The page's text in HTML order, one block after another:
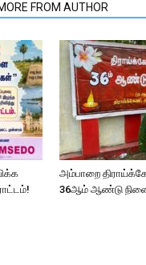
FROM AUTHOR
அம்பாறை
36ஆம் ஆண்டு